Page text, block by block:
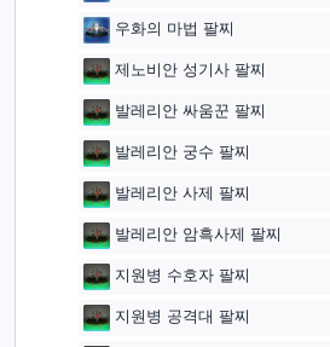
우화의 마법 팔찌
제노비안 성기사 팔찌
발레리안 싸움꾼 팔찌
발레리안 궁수 팔찌
발레리안 사제 팔찌
발레리안 암흑사제 팔찌
지원병 수호자 팔찌
지원병 공격대 팔찌